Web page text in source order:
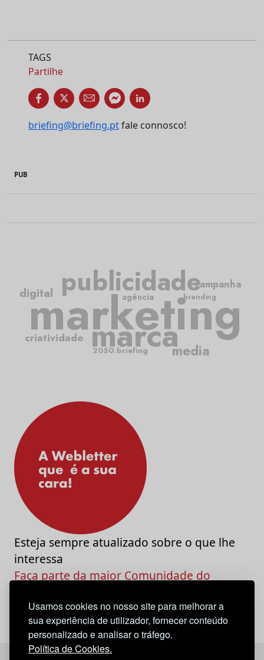
Usamos cookies no nosso site para melhorar a
sua experiência de utilizador, fornecer conteúdo
personalizado e analisar o tráfego.
Política de Cookies.
TAGS
Partilhe
briefing@briefing.ptfale connosco!
PUB
marketing
publicidade
marca
criatividade
campanha
media
agência
digital
2050.briefing
branding
Esteja sempre atualizado sobre o que lhe
interessa
Faça parte da maior Comunidade do